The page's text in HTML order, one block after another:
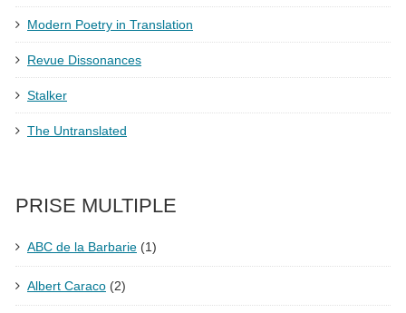
Modern Poetry in Translation
Revue Dissonances
Stalker
The Untranslated
PRISE MULTIPLE
ABC de la Barbarie (1)
Albert Caraco (2)